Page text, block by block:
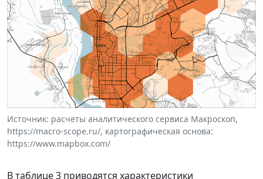
Источник: расчеты аналитического сервиса Макроскоп,
https://macro-scope.ru/, картографическая основа:
https://www.mapbox.com/
В таблице 3 приводятся характеристики